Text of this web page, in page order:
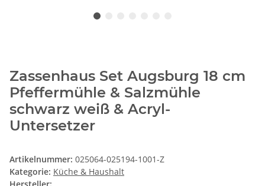
Zassenhaus Set Augsburg 18 cm
Pfeffermühle & Salzmühle
schwarz weiß & Acryl-
Untersetzer
Artikelnummer: 025064-025194-1001-Z
Kategorie: Küche & Haushalt